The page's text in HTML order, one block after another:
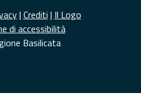
| Crediti | Il Logo
di accessibilità
Basilicata